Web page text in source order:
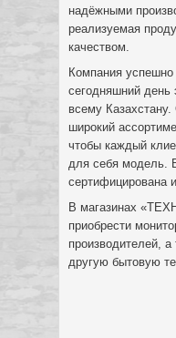
надёжными
реализуемая
качеством.
Компания успешно
сегодняшний день
всему
широкий
чтобы каждый
для себя модель.
сертифицирована
В магазинах
приобрести
производителей,
другую бытовую